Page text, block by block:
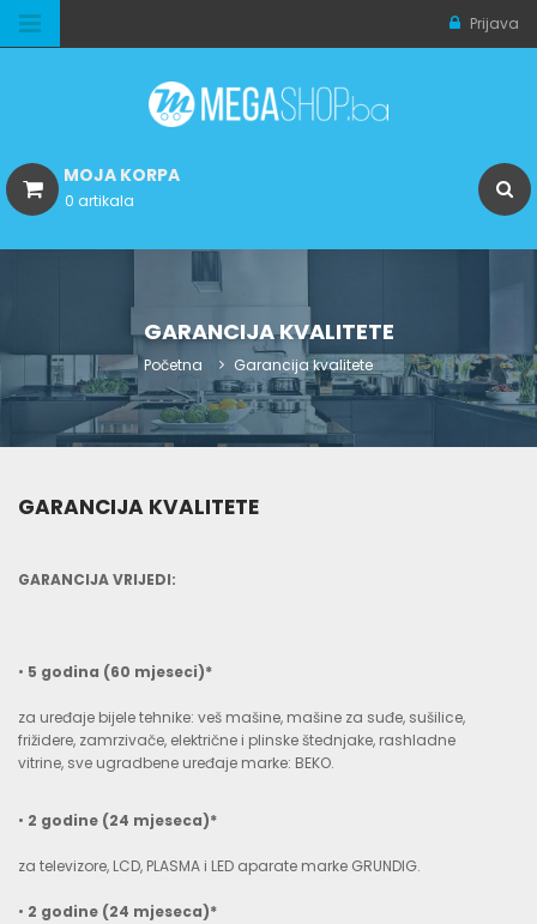
Prijava
MOJA KORPA
0 artikala
GARANCIJA KVALITETE
Početna Garancija kvalitete
GARANCIJA KVALITETE
GARANCIJA VRIJEDI:
• 5 godina (60 mjeseci)*
za uređaje bijele tehnike: veš mašine, mašine za suđe, sušilice,
frižidere, zamrzivače, električne i plinske štednjake, rashladne
vitrine, sve ugradbene uređaje marke: BEKO.
• 2 godine (24 mjeseca)*
za televizore, LCD, PLASMA i LED aparate marke GRUNDIG.
• 2 godine (24 mjeseca)*